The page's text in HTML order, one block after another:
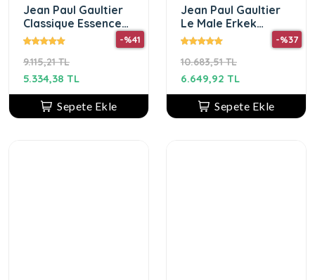
Jean Paul Gaultier
Classique Essence
De Parfum EDP 100
9.115,21 TL
-%41
5.334,38 TL
Sepete Ekle
Jean Paul Gaultier
Le Male Erkek
Parfüm Seti
10.683,51 TL
-%37
6.649,92 TL
Sepete Ekle